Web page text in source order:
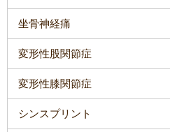
坐骨神経痛
変形性股関節症
変形性膝関節症
シンスプリント